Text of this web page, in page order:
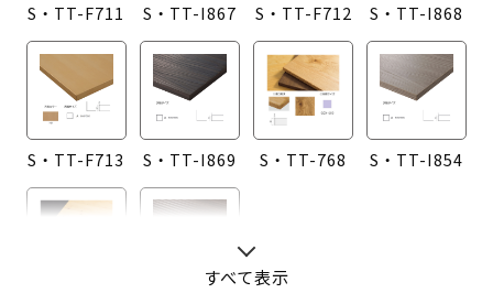
S・TT-F711 S・TT-I867 S・TT-F712 S・TT-I868
S・TT-F713 S・TT-I869 S・TT-768 S・TT-I854
すべて表示